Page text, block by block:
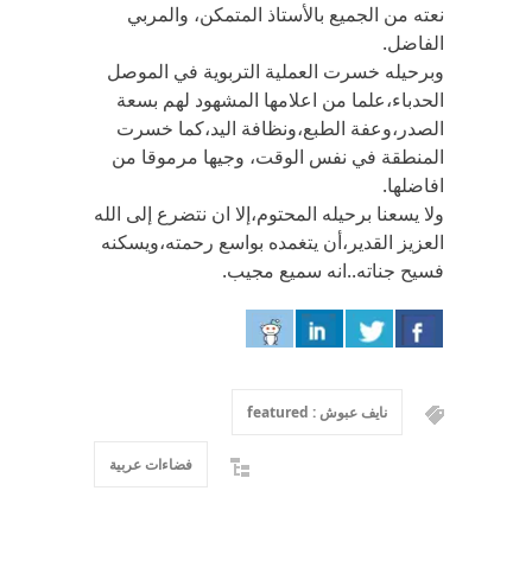
نعته من الجميع بالأستاذ المتمكن، والمربي
الفاضل.
وبرحيله خسرت العملية التربوية في الموصل
الحدباء،علما من اعلامها المشهود لهم بسعة
الصدر،وعفة الطبع،ونظافة اليد،كما خسرت
المنطقة في نفس الوقت، وجيها مرموقا من
افاضلها.
ولا يسعنا برحيله المحتوم،إلا ان نتضرع إلى الله
العزيز القدير،أن يتغمده بواسع رحمته،ويسكنه
فسيح جناته..انه سميع مجيب.
نايف عبوش : featured
فضاءات عربية